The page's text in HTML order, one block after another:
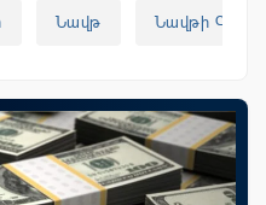
Նավթ Նավթի Գներ